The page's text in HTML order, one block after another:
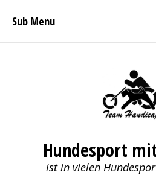
Sub Menu
Hundesport
ist in vielen